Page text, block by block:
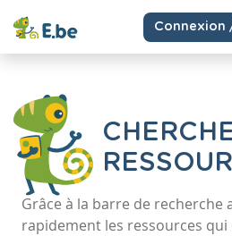
Connexion
Grâce à la barre de recherche
rapidement les ressources